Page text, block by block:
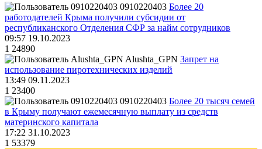
0910220403 Более 20
работодателей Крыма получили субсидии от
республиканского Отделения СФР за найм сотрудников
09:57 19.10.2023
1 24890
Alushta_GPN Запрет на
использование пиротехнических изделий
13:49 09.11.2023
1 23400
0910220403 Более 20 тысяч семей
в Крыму получают ежемесячную выплату из средств
материнского капитала
17:22 31.10.2023
1 53379